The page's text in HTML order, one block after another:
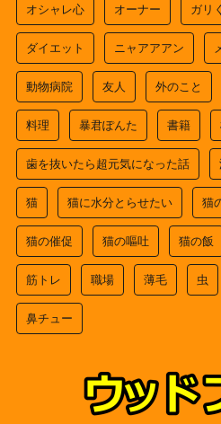
オシャレ心 オーナー ガリ
ダイエット ニャアアアン
動物病院 友人 外のこと
料理 暴君ぽんた 書籍
歯を抜いたら超元気になった話
猫 猫に水分とらせたい 猫
猫の催促 猫の嘔吐 猫の飯
筋トレ 職場 薄毛 虫
鼻チュー